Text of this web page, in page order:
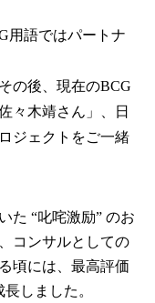
用語ではパートナ
の後、現在のBCG
々木靖さん」、日
ジェクトをご一緒
た “叱咤激励” のお
コンサルとしての
頃には、最高評価
しました。